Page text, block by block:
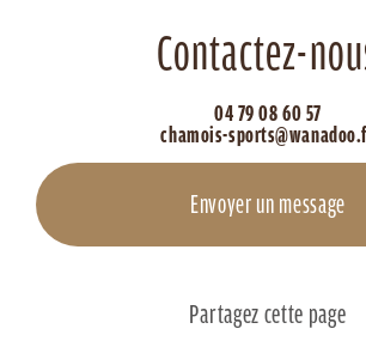
Contactez-
04 79 08 60 57
chamois-
Envoyer un message
Partagez cette page